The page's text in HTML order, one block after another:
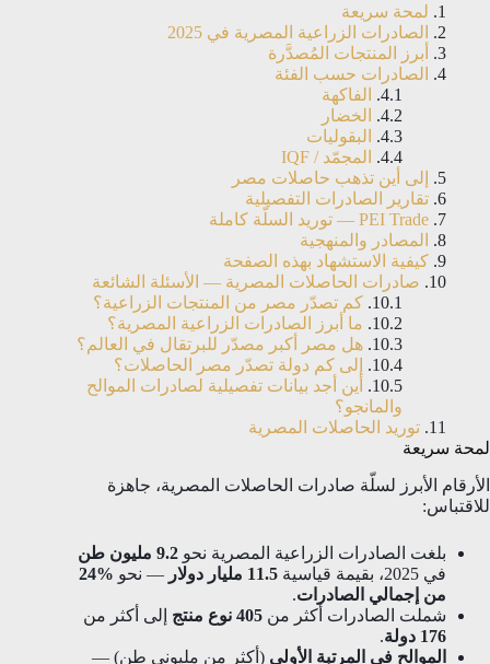
لمحة سريعة
الصادرات الزراعية المصرية في 2025
أبرز المنتجات المُصدَّرة
الصادرات حسب الفئة
الفاكهة
الخضار
البقوليات
المجمّد / IQF
إلى أين تذهب حاصلات مصر
تقارير الصادرات التفصيلية
PEI Trade — توريد السلّة كاملة
المصادر والمنهجية
كيفية الاستشهاد بهذه الصفحة
صادرات الحاصلات المصرية — الأسئلة الشائعة
كم تصدّر مصر من المنتجات الزراعية؟
ما أبرز الصادرات الزراعية المصرية؟
هل مصر أكبر مصدّر للبرتقال في العالم؟
إلى كم دولة تصدّر مصر الحاصلات؟
أين أجد بيانات تفصيلية لصادرات الموالح
والمانجو؟
توريد الحاصلات المصرية
لمحة سريعة
الأرقام الأبرز لسلّة صادرات الحاصلات المصرية، جاهزة
للاقتباس:
بلغت الصادرات الزراعية المصرية نحو 9.2 مليون طن
في 2025، بقيمة قياسية
11.5 مليار دولار — نحو
%24
من إجمالي الصادرات.
شملت الصادرات أكثر من 405 نوع منتج
إلى أكثر من
176 دولة
.
الموالح في المرتبة الأولى (أكثر من مليوني طن) —